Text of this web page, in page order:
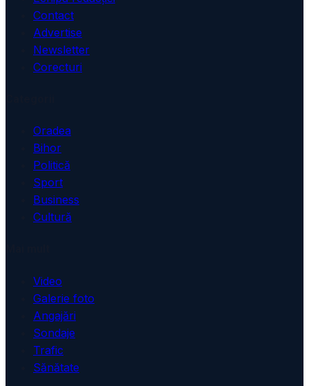
Contact
Advertise
Newsletter
Corecturi
Oradea
Bihor
Politică
Sport
Business
Cultură
Video
Galerie foto
Angajări
Sondaje
Trafic
Sănătate